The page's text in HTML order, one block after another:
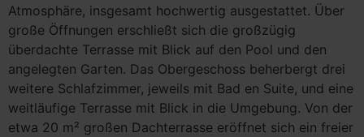
Atmosphäre, insgesamt hochwertig ausgestattet. Über
große Öffnungen erschließt sich die großzügig
überdachte Terrasse mit Blick auf den Pool und den
angelegten Garten. Das Obergeschoss beherbergt drei
weitere Schlafzimmer, jeweils mit Bad en Suite, und eine
weitläufige Terrasse mit Blick in die Umgebung. Von der
etwa 20 m² großen Dachterrasse eröffnet sich ein freier